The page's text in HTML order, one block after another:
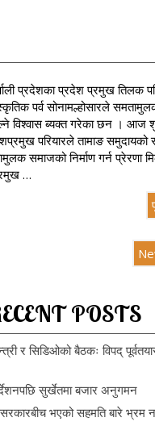
प्रदेशका प्रदेश प्रमुख तिलक
पर्व सोनामल्होसारले
विश्वास ब्यक्त गरेका छन । आज
परियारले तामाङ समुदायको
समाजको निर्माण गर्न प्रेरणा
…
POSTS
र सिडिओको बैठकः विपद्
सुर्खेतमा बजार अनुगमन
सरकारबीच भएको सहमति बारे